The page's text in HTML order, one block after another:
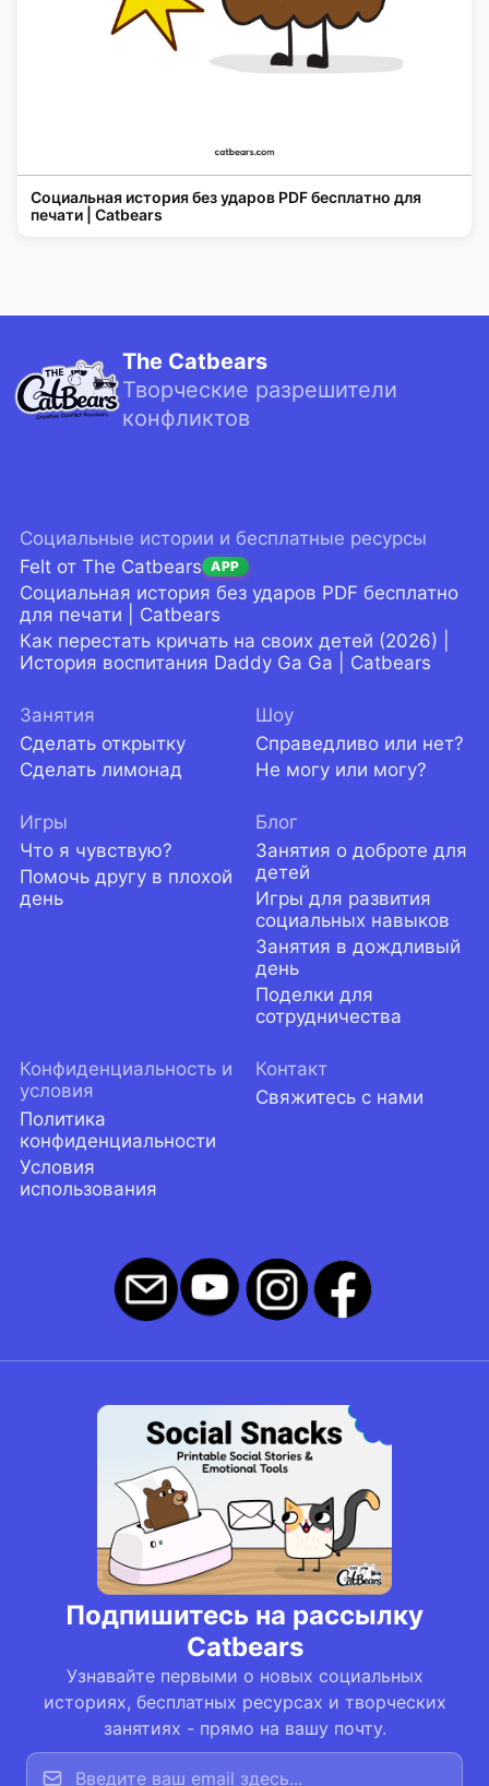
Социальная история без ударов PDF бесплатно для
печати | Catbears
The Catbears
Творческие разрешители
конфликтов
Социальные истории и бесплатные ресурсы
Felt от The Catbears APP
Социальная история без ударов PDF бесплатно
для печати | Catbears
Как перестать кричать на своих детей (2026) |
История воспитания Daddy Ga Ga | Catbears
Занятия
Сделать открытку
Сделать лимонад
Шоу
Справедливо или нет?
Не могу или могу?
Игры
Что я чувствую?
Помочь другу в плохой
день
Блог
Занятия о доброте для
детей
Игры для развития
социальных навыков
Занятия в дождливый
день
Поделки для
сотрудничества
Конфиденциальность и
условия
Политика
конфиденциальности
Условия
использования
Контакт
Свяжитесь с нами
Подпишитесь на рассылку
Catbears
Узнавайте первыми о новых социальных
историях, бесплатных ресурсах и творческих
занятиях - прямо на вашу почту.